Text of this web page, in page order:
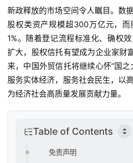
人
工
智
能
汽
车
&
新政释放的市场空间令人瞩目。数
股权类资产规模超300万亿元，
1%。随着登记流程标准化、确权
扩大，股权信托有望成为企业家财
来，中国外贸信托将继续心怀“国之
服务实体经济，服务社会民生，以
为经济社会高质量发展贡献力量。
Table of Contents
免责声明